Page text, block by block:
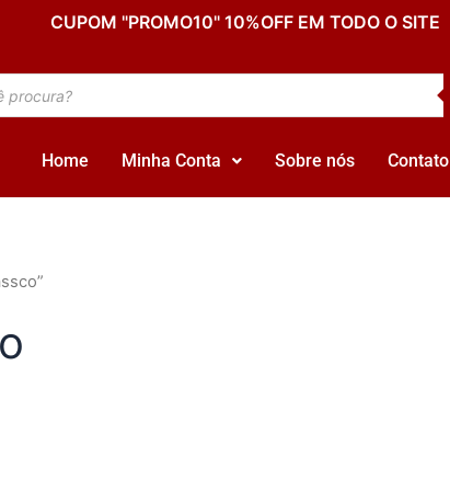
CUPOM "PROMO10" 10%OFF EM TODO O SITE
Home Minha Conta Sobre nós Contato